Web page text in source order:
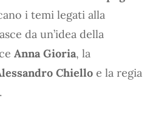
i temi legati alla
da un’idea della
Anna Gioria, la
Chiello e la regia
.